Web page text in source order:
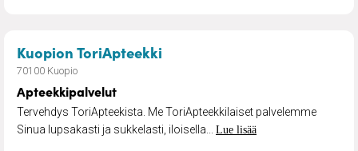
Kuopion ToriApteekki
70100 Kuopio
Apteekkipalvelut
Tervehdys ToriApteekista. Me ToriApteekkilaiset palvelemme
Sinua lupsakasti ja sukkelasti, iloisella... Lue lisää